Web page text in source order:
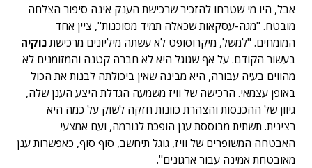
אבל, היו מי שטרחו להזכיר שרכישת הענק אינה סיפור הצלחה
מובטח. "מגה-עסקאות שכאלה תמיד מסוכנות", ציין אחד
המומחים. "למשל, מיקרוסופט לא עשתה מיליונים מרכישתנוקיה
בעשור הקודם. על אף שגוגל היא לא חברה קטנה והמזומנים לא
מהווים בעיה עבורה, היא מבינה שאין ביכולתה לבנות את הכול
באופן עצמאי. הרכישה של וויז משמעה הגדלת היצע הענן שלה,
גיוון של ההכנסות והצהרת כוונות חזקה לשוק על כמה היא
רצינית. תשתית מבוססת ענן הופכת לנורמה, ועם אמצעי
האבטחה המשופרים של וויז, גוגל תיחשב, סוף סוף, כאפשרות ענן
מאובטחת אמינה עבור ארגונים".